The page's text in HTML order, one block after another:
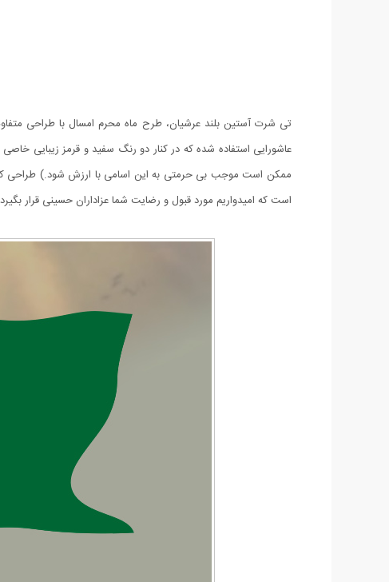
تی شرت آستین بلند عرشیان، طرح ماه محرم امسال با طراحی
عاشورایی استفاده شده که در کنار دو رنگ سفید و قرمز زیبایی
است که امیدواریم مورد قبول و رضایت شما عزاداران حسینی قرار